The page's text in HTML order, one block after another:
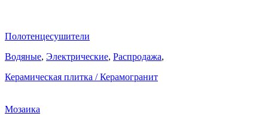
Полотенцесушители
Водяные, Электрические, Распродажа,
Керамическая плитка / Керамогранит
Мозаика